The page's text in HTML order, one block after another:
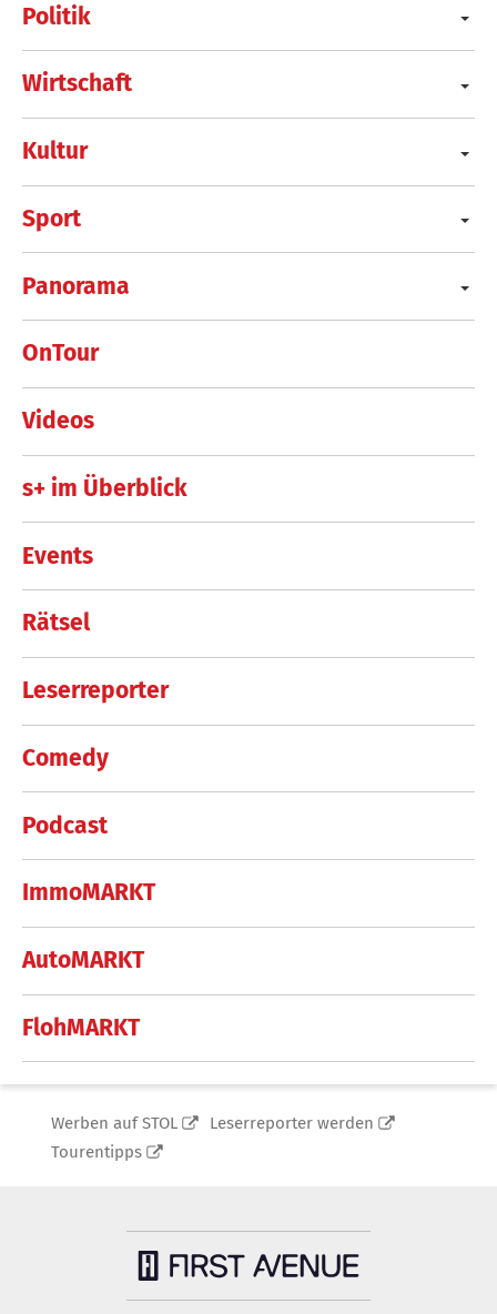
Politik
Wirtschaft
Kultur
Sport
Panorama
OnTour
Videos
s+ im Überblick
Events
Rätsel
Leserreporter
Comedy
Podcast
ImmoMARKT
AutoMARKT
FlohMARKT
Werben auf STOL
Leserreporter werden
Tourentipps